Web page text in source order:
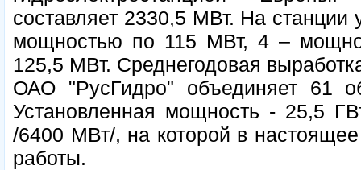
составляет 2330,5 МВт. На станции
мощностью по 115 МВт, 4 –
125,5 МВт. Среднегодовая
ОАО "РусГидро" объединяет 61
Установленная мощность - 25,5
/6400 МВт/, на которой в
работы.